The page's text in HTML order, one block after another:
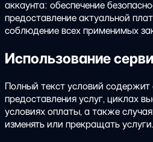
аккаунта: обеспечение
предоставление актуальной
соблюдение всех применимых
Использование
Полный текст условий содержит
предоставления услуг, циклах
условиях оплаты, а также
изменять или прекращать услуги.